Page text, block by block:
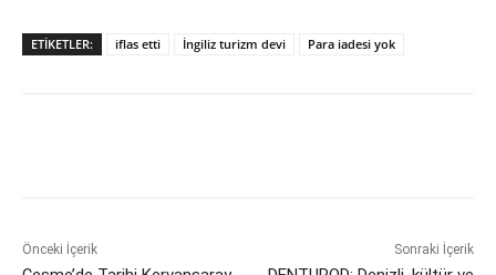
ETIKETLER: iflas etti İngiliz turizm devi Para iadesi yok
Önceki İçerik Sonraki İçerik